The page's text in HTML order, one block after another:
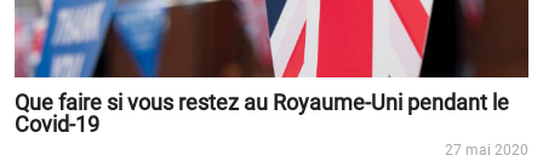
Que faire si vous restez au Royaume-Uni pendant le
Covid-19
27 mai 2020